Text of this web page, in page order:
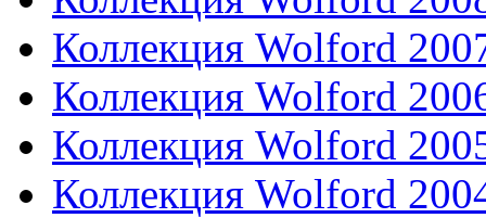
Коллекция Wolford
Коллекция Wolford
Коллекция Wolford
Коллекция Wolford